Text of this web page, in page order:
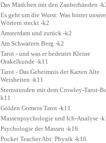
Das Mädchen mit den Zauberhänden -
Es geht um die Wurst: Was hinter
Wörtern steckt -k2
Amsterdam und zurück -k2
Am Schwarzen Berg -k2
Tarot - und was er bedeutet Kleine
Orakelkunde -k11
Tarot - Das Geheimnis der Karten Alte
Weisheiten -k11
Sternstunden mit dem Crowley-Tarot-
k11
Golden Gomera Tarot -k11
Massenpsychologie und Ich-Analyse -
Psychologie der Massen -k16
Pocket Teacher Abi: Physik -k16